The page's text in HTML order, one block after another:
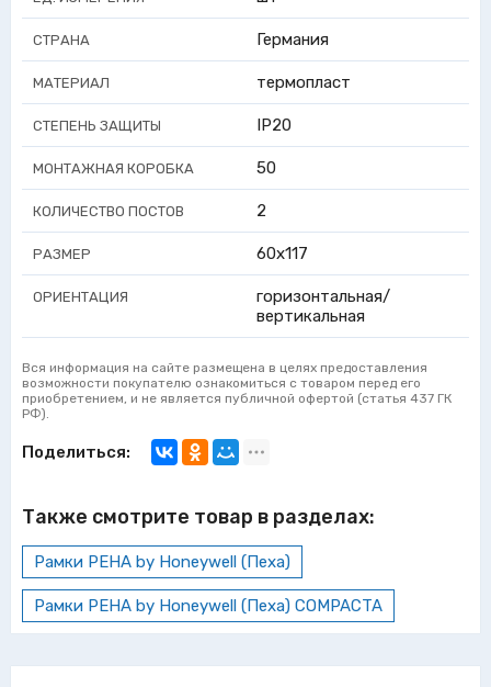
СТРАНА Германия
МАТЕРИАЛ термопласт
СТЕПЕНЬ ЗАЩИТЫ IP20
МОНТАЖНАЯ КОРОБКА 50
КОЛИЧЕСТВО ПОСТОВ 2
РАЗМЕР 60x117
ОРИЕНТАЦИЯ
горизонтальная/
вертикальная
Вся информация на сайте размещена в целях предоставления
возможности покупателю ознакомиться с товаром перед его
приобретением, и не является публичной офертой (статья 437 ГК
РФ).
Поделиться:
Также смотрите товар в разделах:
Рамки PEHA by Honeywell (Пеха)
Рамки PEHA by Honeywell (Пеха) COMPACTA